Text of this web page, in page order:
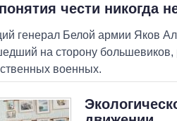
чести никогда
генерал Белой армии Яков
на сторону большевиков,
военных.